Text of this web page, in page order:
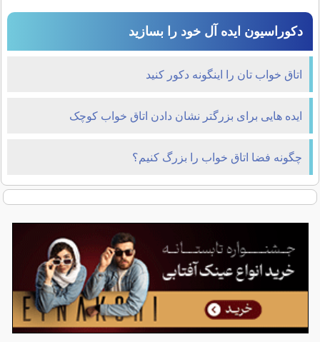
دکوراسیون ایده آل خود را بسازید
اتاق خواب تان را اینگونه دکور کنید
ایده هایی برای بزرگتر نشان دادن اتاق خواب کوچک
چگونه فضا اتاق خواب را بزرگ کنیم؟